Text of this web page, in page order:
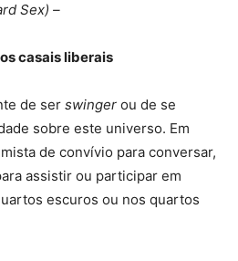
Sex) –
casais liberais
de ser swinger ou de se
sobre este universo. Em
de convívio para conversar,
assistir ou participar em
escuros ou nos quartos